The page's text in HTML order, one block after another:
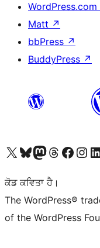
WordPress.com
Matt ↗
bbPress ↗
BuddyPress ↗
Visit our X (formerly Twitter) account
Visit our Bluesky account
Visit our Mastodon account
Visit our Threads account
Visit our Facebook page
Visit our
ਕੋਡ ਕਵਿਤਾ ਹੈ।
The WordPress®
of the WordPress